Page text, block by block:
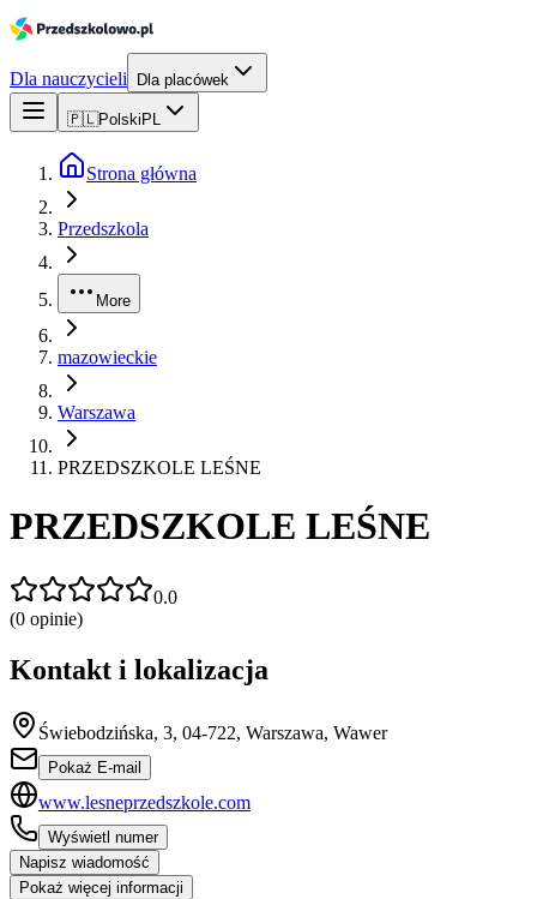
Dla nauczycieli Dla placówek
🇵🇱Polski PL
Strona główna
Przedszkola
More
mazowieckie
Warszawa
PRZEDSZKOLE LEŚNE
PRZEDSZKOLE LEŚNE
0.0
(0 opinie)
Kontakt i lokalizacja
Świebodzińska, 3, 04-722, Warszawa, Wawer
Pokaż E-mail
www.lesneprzedszkole.com
Wyświetl numer
Napisz wiadomość
Pokaż więcej informacji